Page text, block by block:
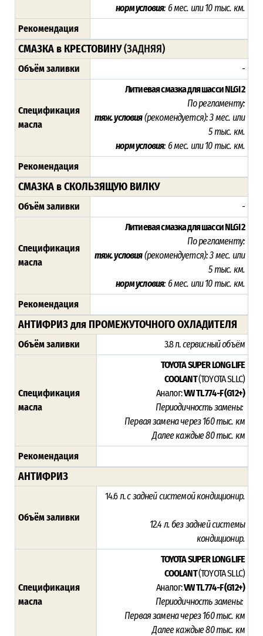
норм условия: 6 мес. или 10 тыс. км.
Рекомендация
СМАЗКА в КРЕСТОВИНУ(ЗАДНЯЯ)
Объём заливки -
Спецификация
масла
Литиевая смазка для шасси NLGI 2
По регламенту:
тяж. условия(рекомендуется): 3 мес. или
5 тыс. км.
норм условия: 6 мес. или 10 тыс. км.
Рекомендация
СМАЗКА в СКОЛЬЗЯЩУЮ ВИЛКУ
Объём заливки -
Спецификация
масла
Литиевая смазка для шасси NLGI 2
По регламенту:
тяж. условия(рекомендуется): 3 мес. или
5 тыс. км.
норм условия: 6 мес. или 10 тыс. км.
Рекомендация
АНТИФРИЗ для ПРОМЕЖУТОЧНОГО ОХЛАДИТЕЛЯ
Объём заливки 3.8 л.сервисный объём
Спецификация
масла
TOYOTA SUPER LONG LIFE
COOLANT(TOYOTA SLLC)
Аналог:VW TL 774-F (G12+)
Периодичность замены:
Первая замена через 160 тыс. км
Далее каждые 80 тыс. км
Рекомендация
АНТИФРИЗ
Объём заливки
14.6 л.с задней системой кондиционир.
12.4 л. беззадней системы
кондиционир.
Спецификация
масла
TOYOTA SUPER LONG LIFE
COOLANT(TOYOTA SLLC)
Аналог:VW TL 774-F (G12+)
Периодичность замены:
Первая замена через 160 тыс. км
Далее каждые 80 тыс. км